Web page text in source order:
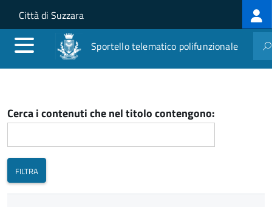
Salta al contenuto principale
Skip to site navigation
Città di Suzzara
Sportello telematico polifunzionale
Cerca i contenuti che nel titolo contengono: